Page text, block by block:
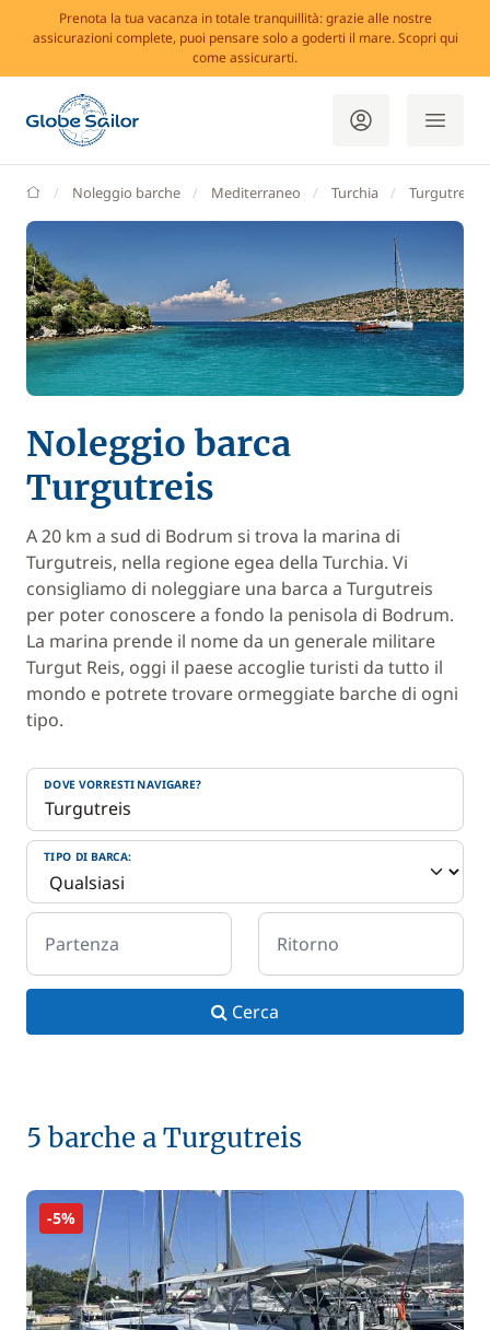
Prenota la tua vacanza in totale tranquillità: grazie alle nostre
assicurazioni complete, puoi pensare solo a goderti il mare. Scopri qui
come assicurarti.
GlobeSailor
Noleggio barche Mediterraneo Turchia Turgutreis
Noleggio barca
Turgutreis
A 20 km a sud di Bodrum si trova la marina di
Turgutreis, nella regione egea della Turchia. Vi
consigliamo di noleggiare una barca a Turgutreis
per poter conoscere a fondo la penisola di Bodrum.
La marina prende il nome da un generale militare
Turgut Reis, oggi il paese accoglie turisti da tutto il
mondo e potrete trovare ormeggiate barche di ogni
tipo.
DOVE VORRESTI NAVIGARE?
TIPO DI BARCA:
Partenza Ritorno
Cerca
5 barche a Turgutreis
-5%